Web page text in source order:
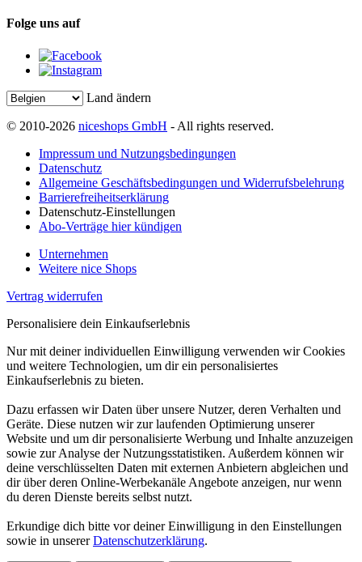
Folge uns auf
Land ändern
© 2010-2026 niceshops GmbH - All rights reserved.
Impressum und Nutzungsbedingungen
Datenschutz
Allgemeine Geschäftsbedingungen und Widerrufsbelehrung
Barrierefreiheitserklärung
Datenschutz-Einstellungen
Abo-Verträge hier kündigen
Unternehmen
Weitere nice Shops
Vertrag widerrufen
Personalisiere dein Einkaufserlebnis
Nur mit deiner individuellen Einwilligung verwenden wir Cookies
und weitere Technologien, um dir ein personalisiertes
Einkaufserlebnis zu bieten.
Dazu erfassen wir Daten über unsere Nutzer, deren Verhalten und
Geräte. Diese nutzen wir zur laufenden Optimierung unserer
Website und um dir personalisierte Werbung und Inhalte anzuzeigen
sowie zur Analyse der Nutzungsstatistiken. Außerdem können wir
deine verschlüsselten Daten mit externen Anbietern abgleichen und
dir über deren Online-Werbekanäle Angebote anzeigen, nur wenn
du deren Dienste bereits selbst nutzt.
Erkundige dich bitte vor deiner Einwilligung in den Einstellungen
sowie in unsererDatenschutzerklärung.